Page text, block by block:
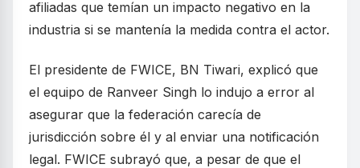
afiliadas que temían un impacto negativo en la
industria si se mantenía la medida contra el actor.
El presidente de FWICE, BN Tiwari, explicó que
el equipo de Ranveer Singh lo indujo a error al
asegurar que la federación carecía de
jurisdicción sobre él y al enviar una notificación
legal. FWICE subrayó que, a pesar de que el